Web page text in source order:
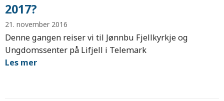
2017?
21. november 2016
Denne gangen reiser vi til Jønnbu Fjellkyrkje og
Ungdomssenter på Lifjell i Telemark
Les mer